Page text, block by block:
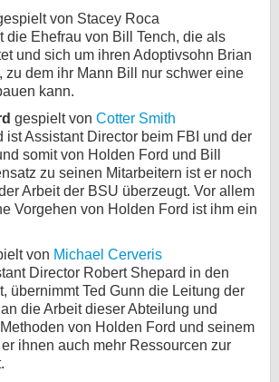
von Stacey Roca
die Ehefrau von Bill Tench, die als
und sich um ihren Adoptivsohn Brian
zu dem ihr Mann Bill nur schwer eine
kann.
gespielt von Cotter Smith
ist Assistant Director beim FBI und der
somit von Holden Ford und Bill
zu seinen Mitarbeitern ist er noch
Arbeit der BSU überzeugt. Vor allem
Vorgehen von Holden Ford ist ihm ein
von Michael Cerveris
Director Robert Shepard in den
übernimmt Ted Gunn die Leitung der
die Arbeit dieser Abteilung und
von Holden Ford und seinem
ihnen auch mehr Ressourcen zur